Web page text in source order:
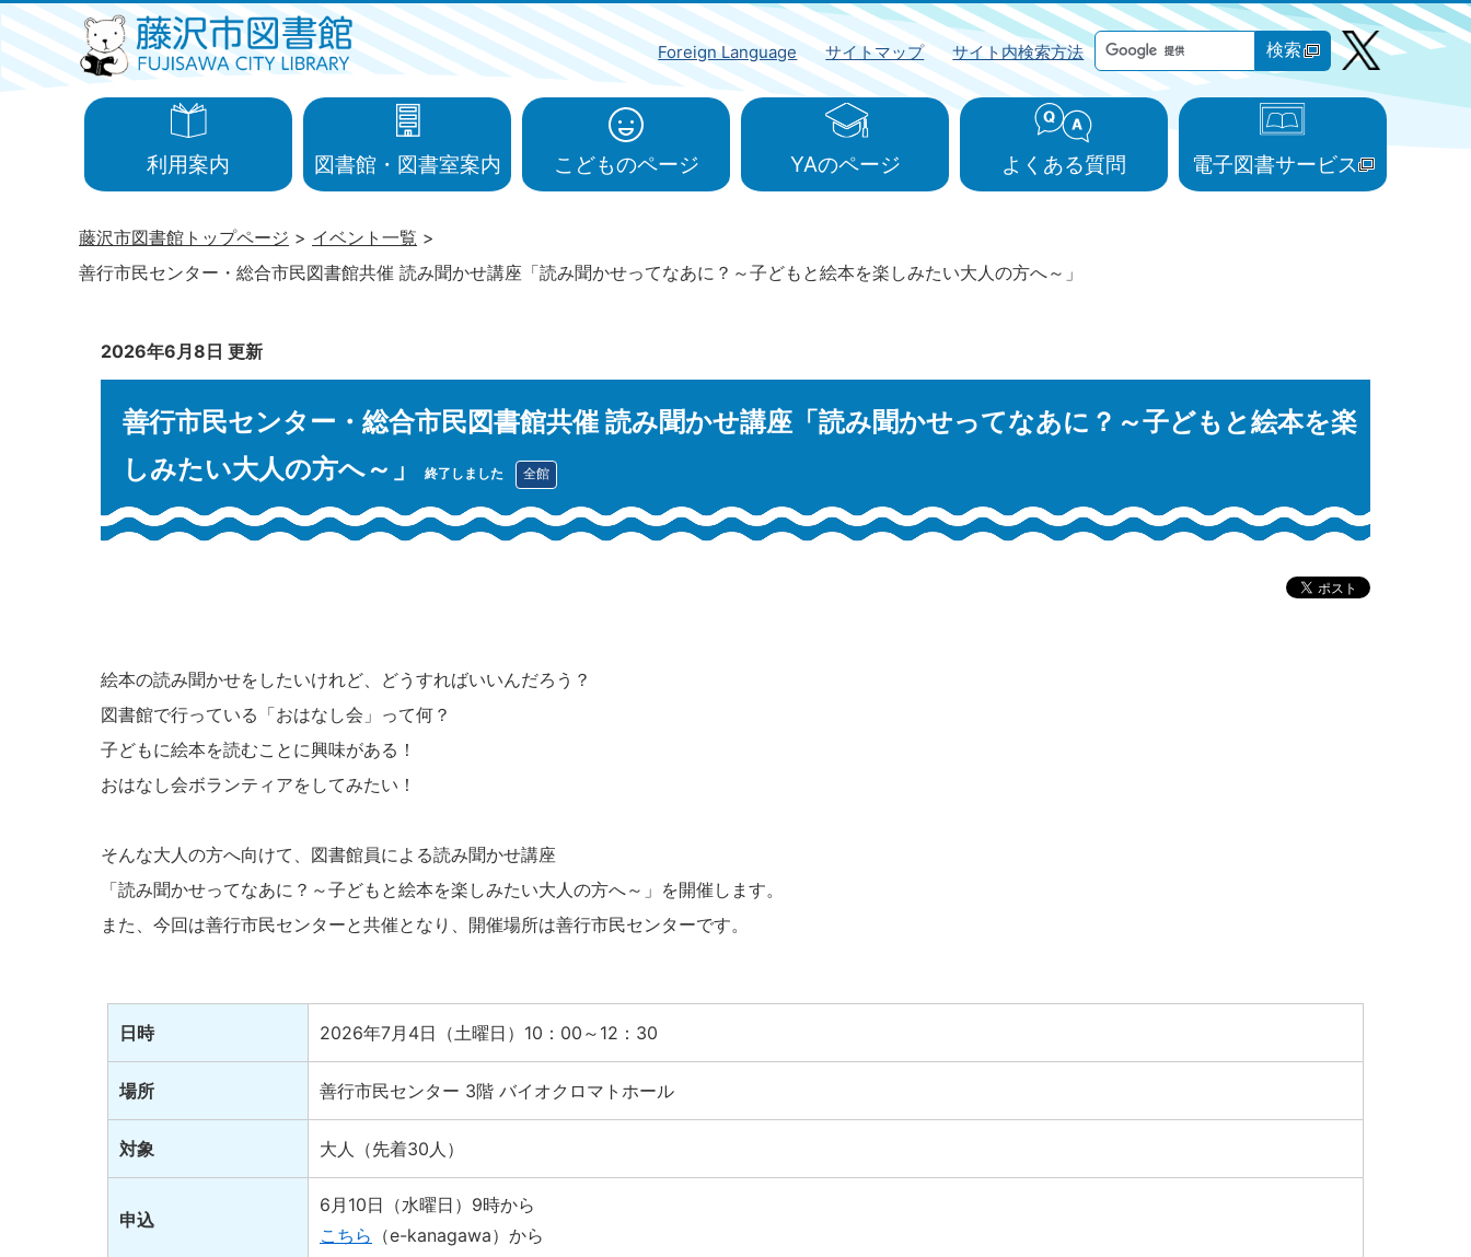
Foreign Language サイトマップ サイト内検索方法 検索
利用案内 図書館・図書室案内 こどものページ YAのページ よくある質問 電子図書サービス
藤沢市図書館トップページ
イベント一覧
善行市民センター・総合市民図書館共催 読み聞かせ講座「読み聞かせってなあに？～子どもと絵本を楽しみたい大人の方へ～」
2026年6月8日 更新
善行市民センター・総合市民図書館共催 読み聞かせ講座「読み聞かせってなあに？～子どもと絵本を楽
しみたい大人の方へ～」
終了しました 全館
絵本の読み聞かせをしたいけれど、どうすればいいんだろう？
図書館で行っている「おはなし会」って何？
子どもに絵本を読むことに興味がある！
おはなし会ボランティアをしてみたい！
そんな大人の方へ向けて、図書館員による読み聞かせ講座
「読み聞かせってなあに？～子どもと絵本を楽しみたい大人の方へ～」を開催します。
また、今回は善行市民センターと共催となり、開催場所は善行市民センターです。
日時 2026年7月4日（土曜日）10：00～12：30
場所 善行市民センター 3階 バイオクロマトホール
対象 大人（先着30人）
申込
6月10日（水曜日）9時から
こちら （e-kanagawa）から